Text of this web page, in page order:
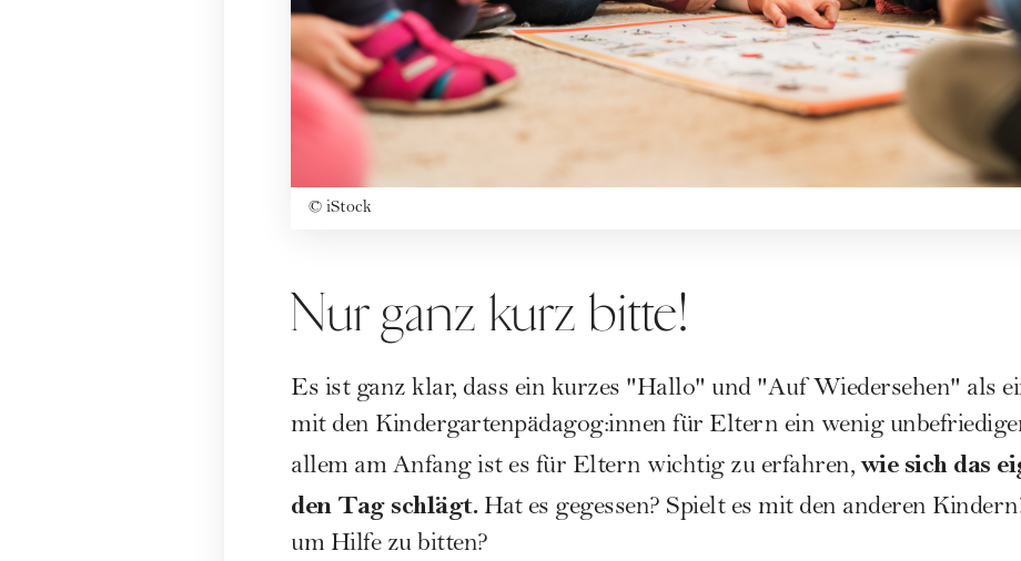
© iStock
Nur ganz kurz bitte!
Es ist ganz klar, dass ein kurzes "Hallo" und "Auf Wiedersehen" als
mit den Kindergartenpädagog:innen für Eltern ein wenig
allem am Anfang ist es für Eltern wichtig zu erfahren,wie sich das
den Tag schlägt.Hat es gegessen? Spielt es mit den anderen
um Hilfe zu bitten?